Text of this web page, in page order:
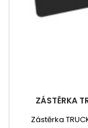
ZÁSTĚRKA
Zástěrka